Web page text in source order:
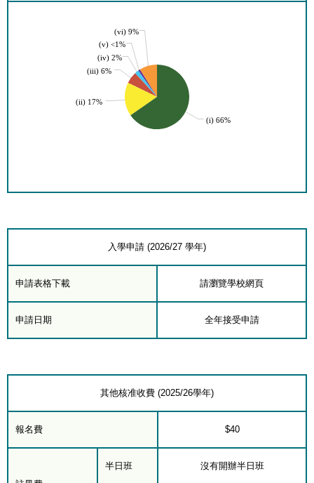
(vi) 9%
(v) <1%
(iv) 2%
(iii) 6%
(ii) 17%
(i) 66%
入學申請 (2026/27 學年)
申請表格下載 請瀏覽學校網頁
申請日期 全年接受申請
其他核准收費 (2025/26學年)
報名費 $40
半日班 沒有開辦半日班